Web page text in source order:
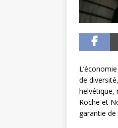
de
helvétique,
Roche et
garantie de